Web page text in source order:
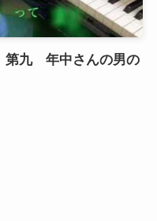
九 年中さんの男の